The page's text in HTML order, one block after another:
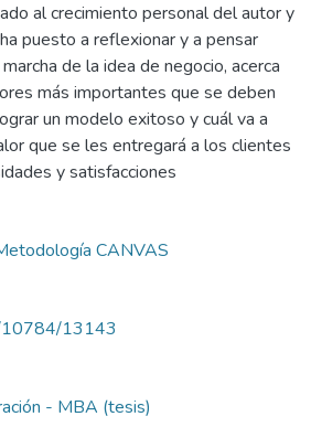
al crecimiento personal del autor y
puesto a reflexionar y a pensar
de la idea de negocio, acerca
más importantes que se deben
un modelo exitoso y cuál va a
que se les entregará a los clientes
y satisfacciones
CANVAS
10784/13143
- MBA (tesis)